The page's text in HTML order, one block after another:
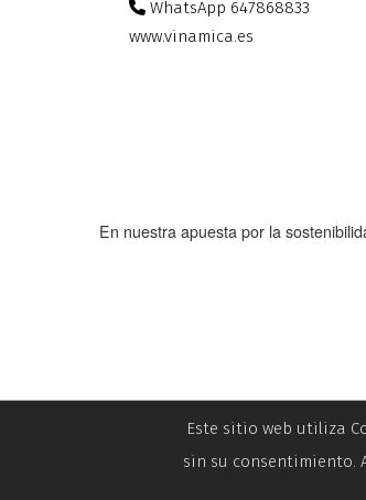
WhatsApp 647868833
www.vinamica.es
En nuestra apuesta por la
Este sitio web utiliza
sin su consentimiento.